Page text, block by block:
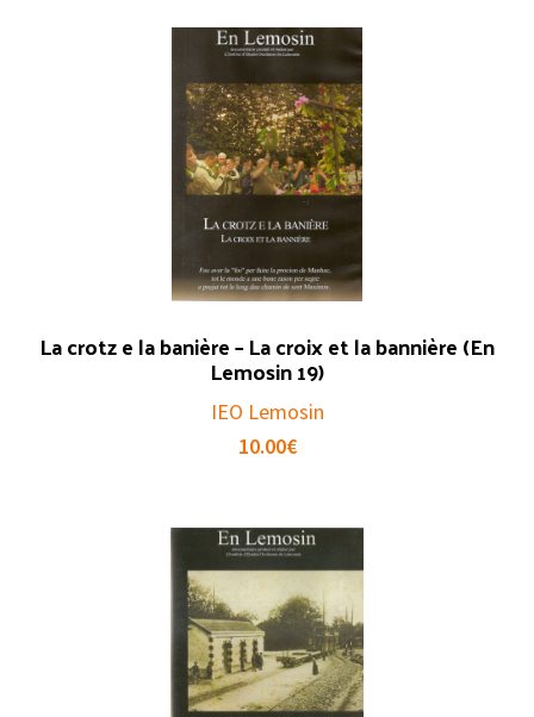
La crotz e la banière – La croix et la bannière (En
Lemosin 19)
IEO Lemosin
10.00€